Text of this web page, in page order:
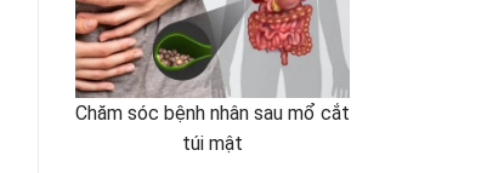
Chăm sóc bệnh nhân sau mổ cắt
túi mật